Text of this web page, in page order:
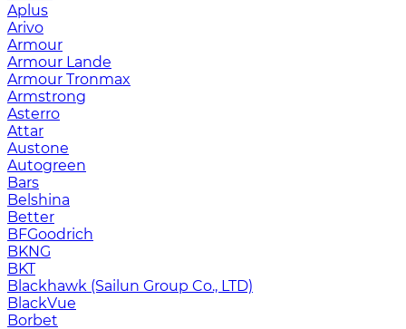
Aplus
Arivo
Armour
Armour Lande
Armour Tronmax
Armstrong
Asterro
Attar
Austone
Autogreen
Bars
Belshina
Better
BFGoodrich
BKNG
BKT
Blackhawk (Sailun Group Co., LTD)
BlackVue
Borbet